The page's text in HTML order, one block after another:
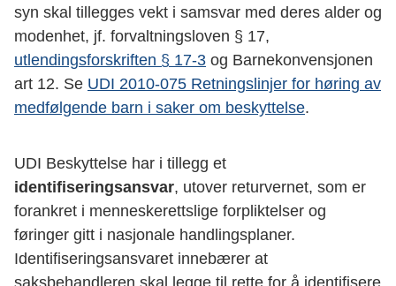
syn skal tillegges vekt i samsvar med deres alder og
modenhet, jf. forvaltningsloven § 17,
utlendingsforskriften § 17-3 og Barnekonvensjonen
art 12. Se UDI 2010-075 Retningslinjer for høring av
medfølgende barn i saker om beskyttelse.
UDI Beskyttelse har i tillegg et
identifiseringsansvar, utover returvernet, som er
forankret i menneskerettslige forpliktelser og
føringer gitt i nasjonale handlingsplaner.
Identifiseringsansvaret innebærer at
saksbehandleren skal legge til rette for å identifisere